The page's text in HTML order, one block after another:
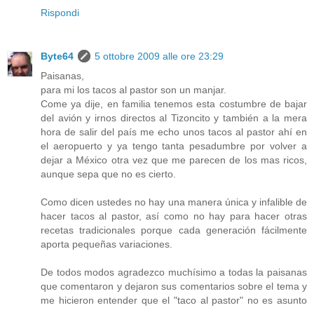
Rispondi
Byte64
5 ottobre 2009 alle ore 23:29
Paisanas,
para mi los tacos al pastor son un manjar.
Come ya dije, en familia tenemos esta costumbre de bajar
del avión y irnos directos al Tizoncito y también a la mera
hora de salir del país me echo unos tacos al pastor ahí en
el aeropuerto y ya tengo tanta pesadumbre por volver a
dejar a México otra vez que me parecen de los mas ricos,
aunque sepa que no es cierto.
Como dicen ustedes no hay una manera única y infalible de
hacer tacos al pastor, así como no hay para hacer otras
recetas tradicionales porque cada generación fácilmente
aporta pequeñas variaciones.
De todos modos agradezco muchísimo a todas la paisanas
que comentaron y dejaron sus comentarios sobre el tema y
me hicieron entender que el "taco al pastor" no es asunto